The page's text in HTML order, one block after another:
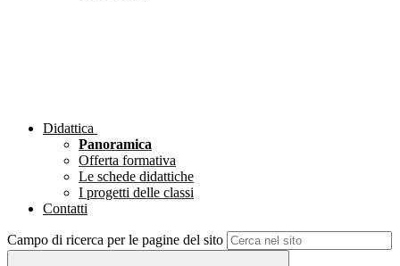
Didattica
Panoramica
Offerta formativa
Le schede didattiche
I progetti delle classi
Contatti
Campo di ricerca per le pagine del sito